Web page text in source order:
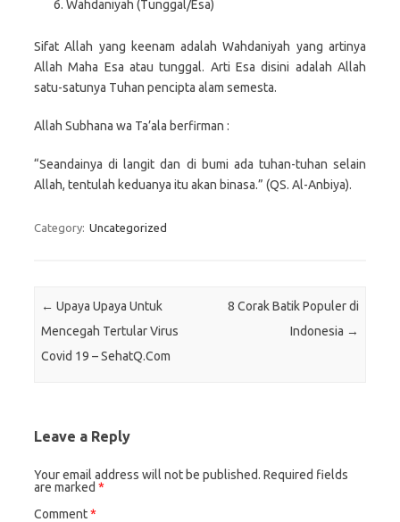
Wahdaniyah (Tunggal/Esa)
Sifat Allah yang keenam adalah Wahdaniyah yang artinya
Allah Maha Esa atau tunggal. Arti Esa disini adalah Allah
satu-satunya Tuhan pencipta alam semesta.
Allah Subhana wa Ta’ala berfirman :
“Seandainya di langit dan di bumi ada tuhan-tuhan selain
Allah, tentulah keduanya itu akan binasa.” (QS. Al-Anbiya).
Category: Uncategorized
Post navigation
← Upaya Upaya Untuk
Mencegah Tertular Virus
Covid 19 – SehatQ.Com
8 Corak Batik Populer di
Indonesia →
Leave a Reply
Your email address will not be published. Required fields
are marked *
Comment*